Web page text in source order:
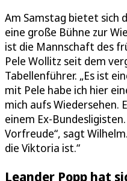
Am Samstag bietet sich
eine große Bühne zur
ist die Mannschaft des
Pele Wollitz seit dem
Tabellenführer. „Es ist
mit Pele habe ich hier
mich aufs Wiedersehen.
einem Ex-
Vorfreude“, sagt
die Viktoria ist.“
Leander Popp hat